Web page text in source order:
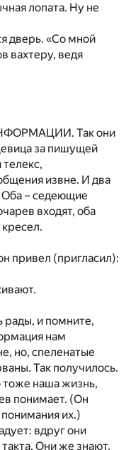
лопата. Ну не
дверь. «Со мной
вахтеру, ведя
Так они
за пишущей
извне. И два
Оба – седеющие
входят, оба
привел (пригласил):
рады, и помните,
нам
но, спеленатые
Так получилось.
тоже наша жизнь,
понимает. (Он
понимания их.)
вдруг они
Они же знают,